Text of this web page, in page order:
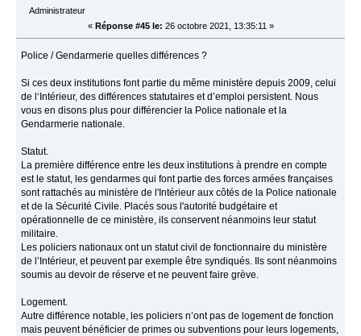
Administrateur
« Réponse #45 le: 26 octobre 2021, 13:35:11 »
Police / Gendarmerie quelles différences ?
Si ces deux institutions font partie du même ministère depuis 2009, celui
de l‘Intérieur, des différences statutaires et d’emploi persistent. Nous
vous en disons plus pour différencier la Police nationale et la
Gendarmerie nationale.
Statut.
La première différence entre les deux institutions à prendre en compte
est le statut, les gendarmes qui font partie des forces armées françaises
sont rattachés au ministère de l'Intérieur aux côtés de la Police nationale
et de la Sécurité Civile. Placés sous l'autorité budgétaire et
opérationnelle de ce ministère, ils conservent néanmoins leur statut
militaire.
Les policiers nationaux ont un statut civil de fonctionnaire du ministère
de l’Intérieur, et peuvent par exemple être syndiqués. Ils sont néanmoins
soumis au devoir de réserve et ne peuvent faire grève.
Logement.
Autre différence notable, les policiers n’ont pas de logement de fonction
mais peuvent bénéficier de primes ou subventions pour leurs logements,